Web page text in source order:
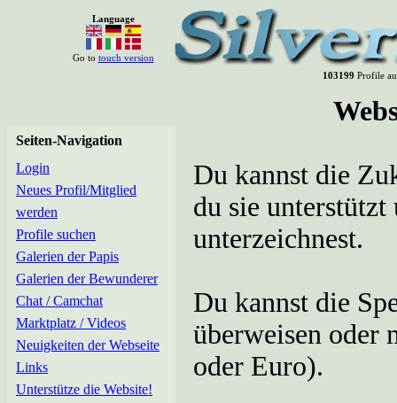
Language
Go to touch version
103199 Profile
Seiten-Navigation
Login
Neues Profil/Mitglied
werden
Profile suchen
Galerien der Papis
Galerien der Bewunderer
Chat / Camchat
Marktplatz / Videos
Neuigkeiten der Webseite
Links
Unterstütze die Website!
Du kannst die
du sie
unterzeichnest.
Du kannst die
überweisen oder
oder Euro).